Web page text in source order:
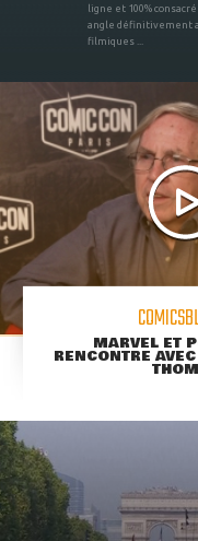
ligne et 100%
angle définitivement
filmiques ...
MARVEL ET
RENCONTRE